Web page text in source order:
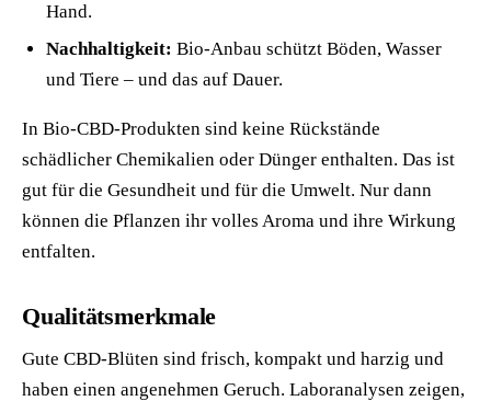
Hand.
Nachhaltigkeit: Bio-Anbau schützt Böden, Wasser
und Tiere – und das auf Dauer.
In Bio-CBD-Produkten sind keine Rückstände
schädlicher Chemikalien oder Dünger enthalten. Das ist
gut für die Gesundheit und für die Umwelt. Nur dann
können die Pflanzen ihr volles Aroma und ihre Wirkung
entfalten.
Qualitätsmerkmale
Gute CBD-Blüten sind frisch, kompakt und harzig und
haben einen angenehmen Geruch. Laboranalysen zeigen,